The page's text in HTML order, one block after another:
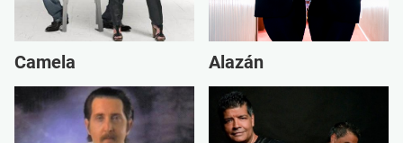
Camela Alazán